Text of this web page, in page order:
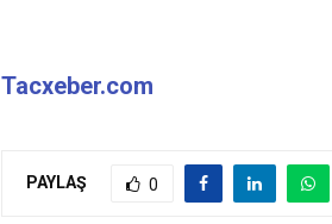
Tacxeber.com
PAYLAŞ 0